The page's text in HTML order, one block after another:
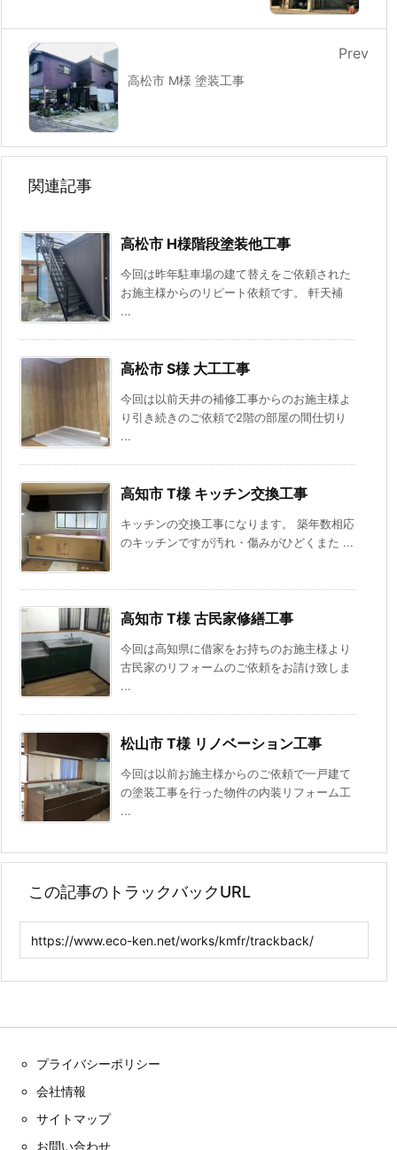
高松市 M様 塗装工事
Prev
関連記事
高松市 H様階段塗装他工事
今回は昨年駐車場の建て替えをご依頼された
お施主様からのリピート依頼です。 軒天補
...
高松市 S様 大工工事
今回は以前天井の補修工事からのお施主様よ
り引き続きのご依頼で2階の部屋の間仕切り
...
高知市 T様 キッチン交換工事
キッチンの交換工事になります。 築年数相応
のキッチンですが汚れ・傷みがひどくまた ...
高知市 T様 古民家修繕工事
今回は高知県に借家をお持ちのお施主様より
古民家のリフォームのご依頼をお請け致しま
...
松山市 T様 リノベーション工事
今回は以前お施主様からのご依頼で一戸建て
の塗装工事を行った物件の内装リフォーム工
...
この記事のトラックバックURL
プライバシーポリシー
会社情報
サイトマップ
お問い合わせ